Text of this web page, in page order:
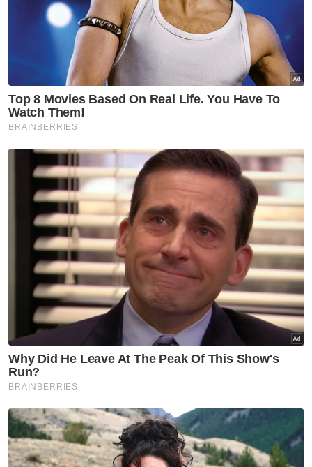
Xplorasi Warisan KL: Edisi
Merdeka bawa rakyat telusuri
jejak kemerdekaan